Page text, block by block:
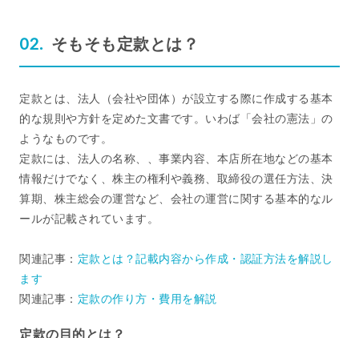
そもそも定款とは？
定款とは、法人（会社や団体）が設立する際に作成する基本
的な規則や方針を定めた文書です。いわば「会社の憲法」の
ようなものです。
定款には、法人の名称、、事業内容、本店所在地などの基本
情報だけでなく、株主の権利や義務、取締役の選任方法、決
算期、株主総会の運営など、会社の運営に関する基本的なル
ールが記載されています。
関連記事： 定款とは？記載内容から作成・認証方法を解説し
ます
関連記事： 定款の作り方・費用を解説
定款の目的とは？